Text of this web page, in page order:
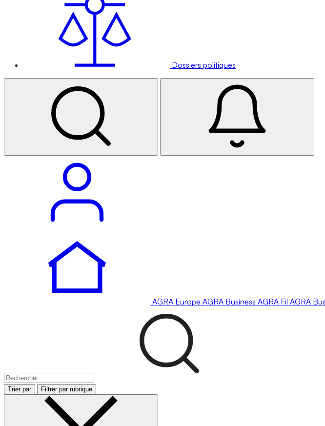
Dossiers politiques
AGRA Europe AGRA Business AGRA Fil AGRA
Trier par Filtrer par rubrique